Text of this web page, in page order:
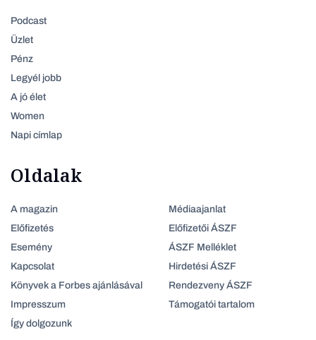
Podcast
Üzlet
Pénz
Legyél jobb
A jó élet
Women
Napi címlap
Oldalak
A magazin
Előfizetés
Esemény
Kapcsolat
Könyvek a Forbes ajánlásával
Impresszum
Így dolgozunk
Médiaajanlat
Előfizetői ÁSZF
ÁSZF Melléklet
Hirdetési ÁSZF
Rendezveny ÁSZF
Támogatói tartalom